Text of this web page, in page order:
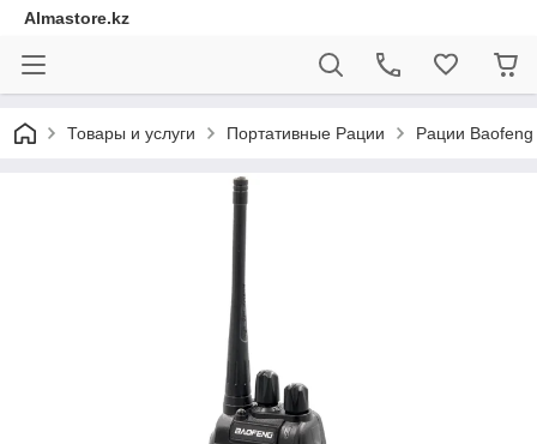
Almastore.kz
Товары и услуги Портативные Рации Рации Baofeng